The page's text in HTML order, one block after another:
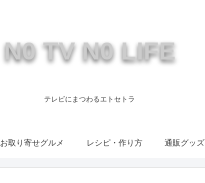
N0 TV N0 LIFE
テレビにまつわるエトセトラ
お取り寄せグルメ レシピ・作り方 通販グッズ